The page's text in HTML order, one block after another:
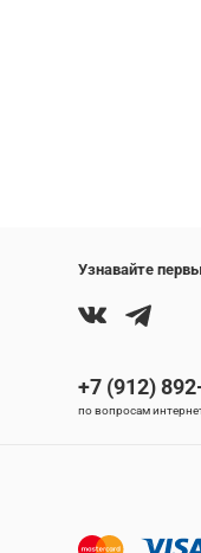
Узнавайте
+7 (912)
по вопросам